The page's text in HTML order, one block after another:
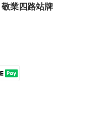
業四路站牌